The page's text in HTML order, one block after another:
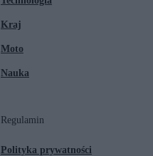
Kraj
Moto
Nauka
Regulamin
Polityka prywatności